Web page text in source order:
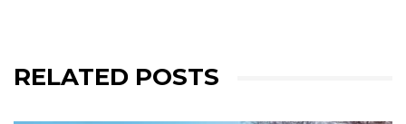
RELATED POSTS